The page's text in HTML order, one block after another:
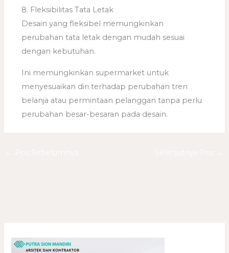
8. Fleksibilitas Tata Letak
Desain yang fleksibel memungkinkan
perubahan tata letak dengan mudah sesuai
dengan kebutuhan.
Ini memungkinkan supermarket untuk
menyesuaikan diri terhadap perubahan tren
belanja atau permintaan pelanggan tanpa perlu
perubahan besar-besaran pada desain.